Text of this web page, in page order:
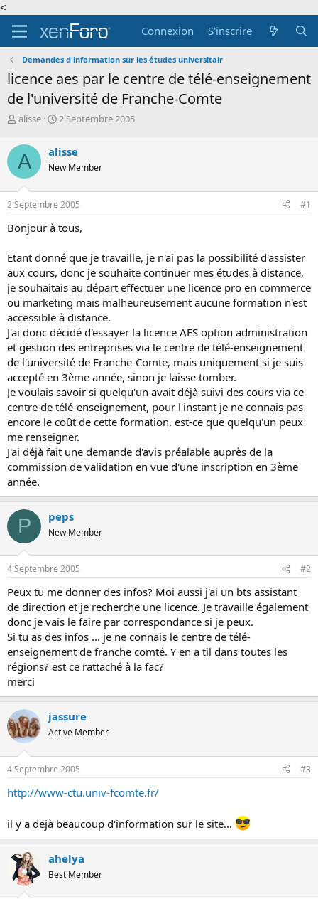
<
Connexion
S'inscrire
Demandes d'information sur les études universitair
licence aes par le centre de télé-enseignement
de l'université de Franche-Comte
A
t
e
u
r
d
e
a
i
s
c
s
s
i
o
n
alisse
D
e
d
d
é
u
2 Septembre 2005
A alisse
New Member
2 Septembre 2005 #1
Bonjour à tous,
Etant donné que je travaille, je n'ai pas la possibilité d'assister
aux cours, donc je souhaite continuer mes études à distance,
je souhaitais au départ effectuer une licence pro en commerce
ou marketing mais malheureusement aucune formation n'est
accessible à distance.
J'ai donc décidé d'essayer la licence AES option administration
et gestion des entreprises via le centre de télé-enseignement
de l'université de Franche-Comte, mais uniquement si je suis
accepté en 3ème année, sinon je laisse tomber.
Je voulais savoir si quelqu'un avait déjà suivi des cours via ce
centre de télé-enseignement, pour l'instant je ne connais pas
encore le coût de cette formation, est-ce que quelqu'un peux
me renseigner.
J'ai déjà fait une demande d'avis préalable auprès de la
commission de validation en vue d'une inscription en 3ème
année.
P peps
New Member
4 Septembre 2005 #2
Peux tu me donner des infos? Moi aussi j'ai un bts assistant
de direction et je recherche une licence. Je travaille également
donc je vais le faire par correspondance si je peux.
Si tu as des infos ... je ne connais le centre de télé-
enseignement de franche comté. Y en a til dans toutes les
régions? est ce rattaché à la fac?
merci
jassure
Active Member
4 Septembre 2005 #3
http://www-ctu.univ-fcomte.fr/
il y a dejà beaucoup d'information sur le site...
ahelya
Best Member